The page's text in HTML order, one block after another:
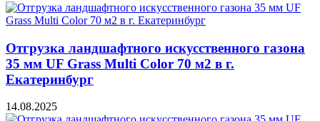
Отгрузка ландшафтного искусственного газона
35 мм UF Grass Multi Color 70 м2 в г.
Екатеринбург
14.08.2025